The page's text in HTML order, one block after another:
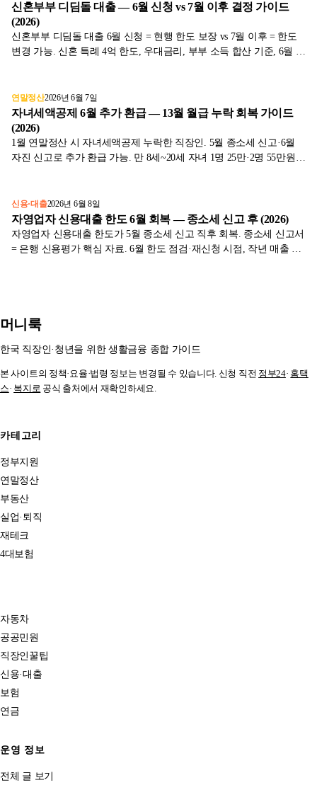
신혼부부 디딤돌 대출 — 6월 신청 vs 7월 이후 결정 가이드
(2026)
신혼부부 디딤돌 대출 6월 신청 = 현행 한도 보장 vs 7월 이후 = 한도
변경 가능. 신혼 특례 4억 한도, 우대금리, 부부 소득 합산 기준, 6월 안
연말정산2026년 6월 7일
자녀세액공제 6월 추가 환급 — 13월 월급 누락 회복 가이드
(2026)
1월 연말정산 시 자녀세액공제 누락한 직장인. 5월 종소세 신고·6월
자진 신고로 추가 환급 가능. 만 8세~20세 자녀 1명 25만·2명 55만원 +
신용·대출2026년 6월 8일
자영업자 신용대출 한도 6월 회복 — 종소세 신고 후 (2026)
자영업자 신용대출 한도가 5월 종소세 신고 직후 회복. 종소세 신고서
= 은행 신용평가 핵심 자료. 6월 한도 점검·재신청 시점, 작년 매출 활
머니룩
한국 직장인·청년을 위한 생활금융 종합 가이드
본 사이트의 정책·요율·법령 정보는 변경될 수 있습니다. 신청 직전 정부24· 홈택
스· 복지로 공식 출처에서 재확인하세요.
카테고리
정부지원
연말정산
부동산
실업·퇴직
재테크
4대보험
자동차
공공민원
직장인꿀팁
신용·대출
보험
연금
운영 정보
전체 글 보기